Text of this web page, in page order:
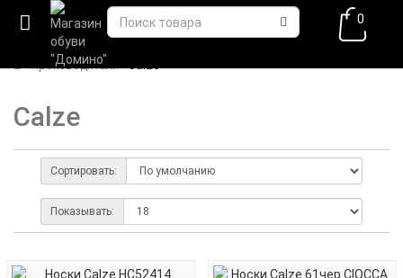
0
Производители
Calze
Сортировать:
Показывать: